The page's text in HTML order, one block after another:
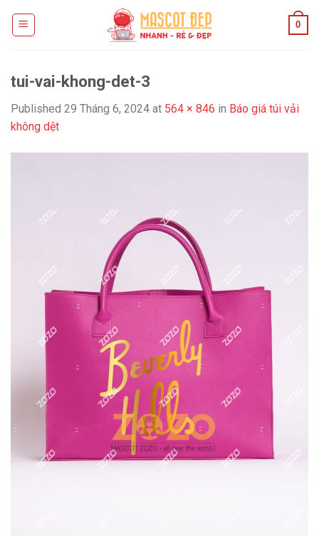
0
tui-vai-khong-det-3
Published 29 Tháng 6, 2024 at 564 × 846 in Báo giá túi vải
không dệt